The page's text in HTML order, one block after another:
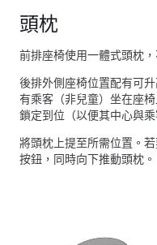
頭枕
前排座椅使用一體式頭枕，
後排外側座椅位置配有可
有乘客（非兒童）坐在座
鎖定到位（以便其中心與
將頭枕上提至所需位置。
按鈕，同時向下推動頭枕。